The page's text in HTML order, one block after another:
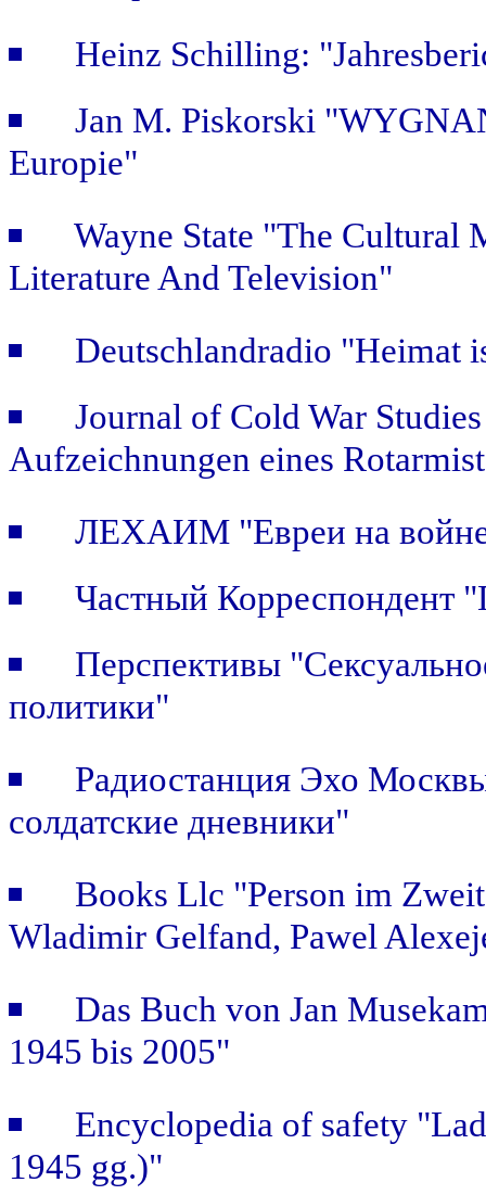
Heinz Schilling:
Jan M. Piskorski
Europie"
Wayne State "The Cultural
Literature And Television"
Deutschlandradio "Heimat
Journal of Cold War
Aufzeichnungen eines
ЛЕХАИМ "Евреи на
Частный Корреспондент
Перспективы
политики"
Радиостанция Эхо
солдатские дневники"
Books Llc "Person im
Wladimir Gelfand, Pawel
Das Buch von Jan
1945 bis 2005"
Encyclopedia of safety
1945 gg.)"